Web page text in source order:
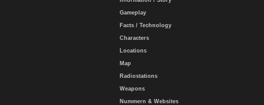
Gameplay
Facts / Technology
Characters
Locations
Map
Radiostations
Weapons
Nummern & Websites